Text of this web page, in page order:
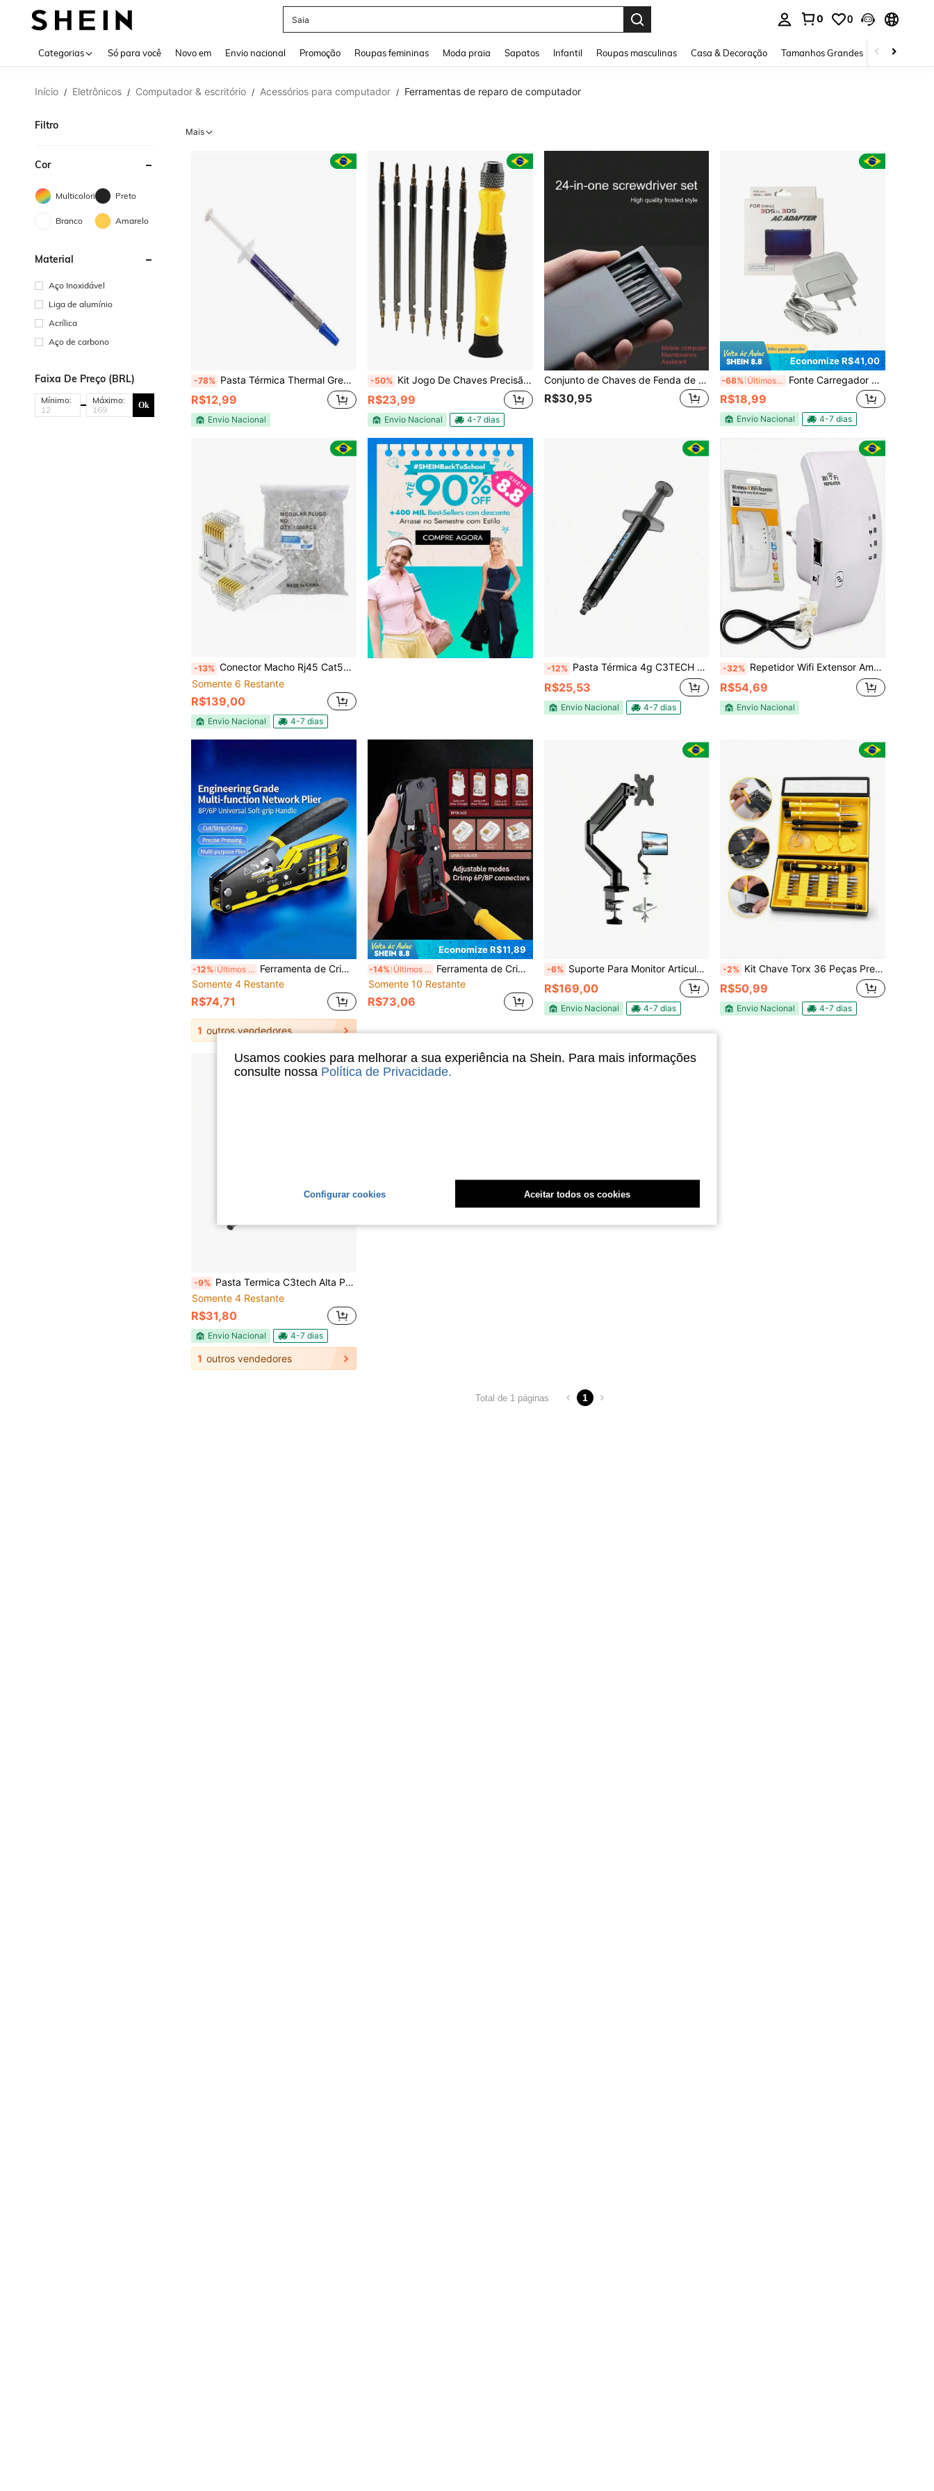
Calça Jeans Feminina
0 0
Categorias Só para você Novo em Envio nacional Promoção Roupas femininas Moda praia Sapatos Infantil Roupas masculinas Casa & Decoração Tamanhos Grandes Joias e
Início / Eletrônicos / Computador & escritório / Acessórios para computador / Ferramentas de reparo de computador
Filtro
Cor
Multicolorido Preto
Branco Amarelo
Material
Aço Inoxidável
Liga de alumínio
Acrílica
Aço de carbono
Faixa De Preço (BRL)
Mínimo: Máximo: Ok
Mais
-78% Pasta Térmica Thermal Grease Hy510 1g para CPU e GPU 1 unidade
R$12,99
Envio Nacional
-50% Kit Jogo De Chaves Precisão Torx 12 Peças P Celular Ak-5305
R$23,99
Envio Nacional 4-7 dias
Conjunto de Chaves de Fenda de Precisão 24 em 1: A Ferramenta Definitiva para Reparar Smartphones e Tablets!
R$30,95
Economize R$41,00
-68% Últimos 3 dias Fonte Carregador Compativel New 3ds Dsi 3ds Xl Dsix
R$18,99
Envio Nacional 4-7 dias
-13% Conector Macho Rj45 Cat5e 1000 Unidades
Somente 6 Restante
R$139,00
Envio Nacional 4-7 dias
-12% Pasta Térmica 4g C3TECH 12,8W Alta Performance CPU GPU Gamer Console Kit com Espátula Escolha Modelo TC-10
R$25,53
Envio Nacional 4-7 dias
-32% Repetidor Wifi Extensor Amplificador Sinal Internet Wireless
R$54,69
Envio Nacional
-12% Últimos 3 dias Ferramenta de Crimpagem de Cabo RJ45, Adequada para Conectores de Rede Cat6 Cat5 Cat5e, Cortador de Fio, Decapador de Fio e Ferramenta de Crimpagem Ethernet, Decapador
Somente 4 Restante
R$74,71
1 outros vendedores
Economize R$11,89
-14% Últimos 3 dias Ferramenta de Crimpagem RJ45 CAT7 CAT6A, Adequada para Conectores de Rede Cat7/6a/6/5e, Cortador de Fio, Decapador e Ferramenta de Crimpagem Ethernet
Somente 10 Restante
R$73,06
-6% Suporte Para Monitor Articulado Preto até 14-32 Pol Ajustável Preto MS-252
R$169,00
Envio Nacional 4-7 dias
-2% Kit Chave Torx 36 Peças Precisão Para Celular Notebook Tablet Eletrônicos
R$50,99
Envio Nacional 4-7 dias
-9% Pasta Termica C3tech Alta Performance 4g 14,5w Ultra Cpu Gpu Gamer Console Pc Notebook Nao Condutiva Com Espatula
Somente 4 Restante
R$31,80
Envio Nacional 4-7 dias
1 outros vendedores
Total de 1 páginas 1
Usamos cookies para melhorar a sua experiência na Shein. Para mais informações
consulte nossa Política de Privacidade.
Configurar cookies Aceitar todos os cookies